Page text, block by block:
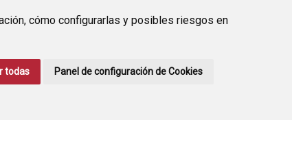
cómo configurarlas y posibles riesgos en
todas Panel de configuración de Cookies